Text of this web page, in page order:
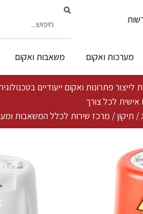
מערכות ואקום משאבות ואקום
אישית לכל צורך
/ מרכז שירות לכלל המשאבות